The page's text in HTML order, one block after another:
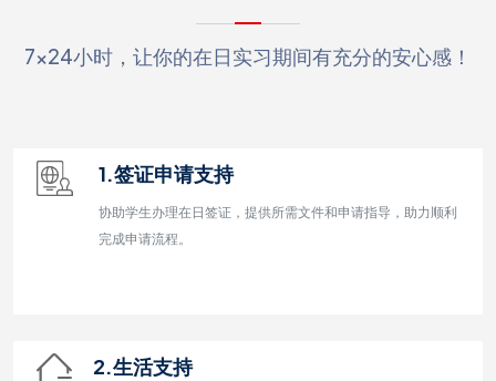
7×24小时，让你的在日实习期间有充分的安心感！
1.签证申请支持
协助学生办理在日签证，提供所需文件和申请指导，助力顺利
完成申请流程。
2.生活支持